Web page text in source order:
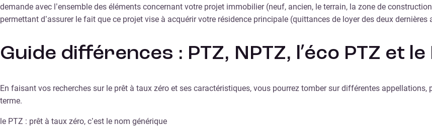
demande avec l’ensemble des éléments concernant votre projet immobilier (neuf, ancien, le terrain, la zone de
permettant d’assurer le fait que ce projet vise à acquérir votre résidence principale (quittances de loyer des deux
Guide différences : PTZ, NPTZ, l’éco PTZ et le
En faisant vos recherches sur le prêt à taux zéro et ses caractéristiques, vous pourrez tomber sur différentes
terme.
le PTZ : prêt à taux zéro, c’est le nom générique